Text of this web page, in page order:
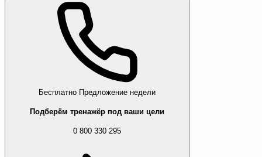
Бесплатно Предложение недели
Подберём тренажёр под ваши цели
0 800 330 295